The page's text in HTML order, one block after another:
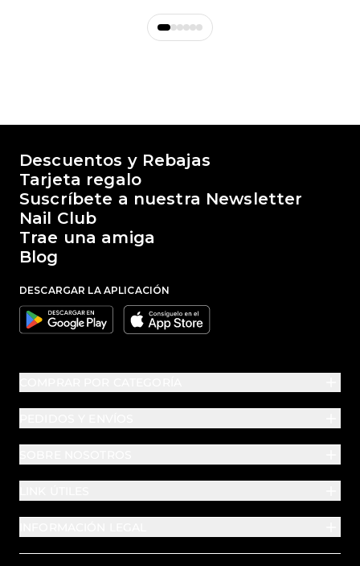
El mundo de Passione Beauty
Descuentos y Rebajas
Tarjeta regalo
Suscríbete a nuestra Newsletter
Nail Club
Trae una amiga
Blog
DESCARGAR LA APLICACIÓN
Google Apple